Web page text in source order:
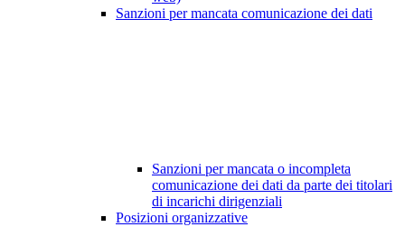
Sanzioni per mancata comunicazione dei dati
Sanzioni per mancata o incompleta
comunicazione dei dati da parte dei titolari
di incarichi dirigenziali
Posizioni organizzative